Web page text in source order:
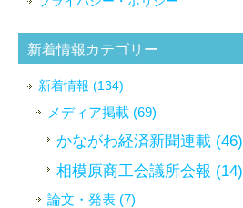
新着情報カテゴリー
新着情報 (134)
メディア掲載 (69)
かながわ経済新聞連載 (46)
相模原商工会議所会報 (14)
論文・発表 (7)